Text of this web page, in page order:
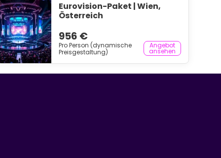
Eurovision-Paket | Wien,
Österreich
956 €
Pro Person (dynamische
Preisgestaltung)
Angebot
ansehen